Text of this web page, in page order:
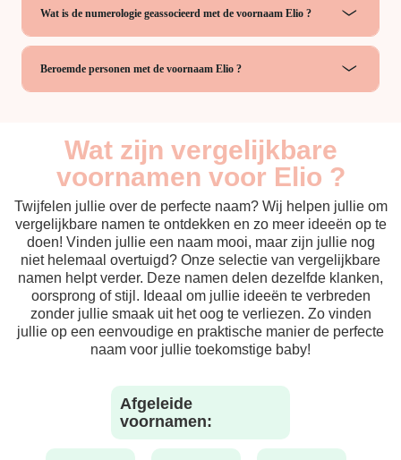
Wat is de numerologie geassocieerd met de voornaam Elio ?
Beroemde personen met de voornaam Elio ?
Wat zijn vergelijkbare
voornamen voor Elio ?
Twijfelen jullie over de perfecte naam? Wij helpen jullie om
vergelijkbare namen te ontdekken en zo meer ideeën op te
doen! Vinden jullie een naam mooi, maar zijn jullie nog
niet helemaal overtuigd? Onze selectie van vergelijkbare
namen helpt verder. Deze namen delen dezelfde klanken,
oorsprong of stijl. Ideaal om jullie ideeën te verbreden
zonder jullie smaak uit het oog te verliezen. Zo vinden
jullie op een eenvoudige en praktische manier de perfecte
naam voor jullie toekomstige baby!
Afgeleide
voornamen: